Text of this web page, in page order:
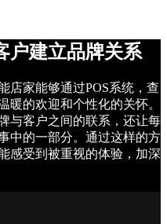
户建立品牌关系
店家能够通过POS系统，查
暖的欢迎和个性化的关怀。
与客户之间的联系，还让每
中的一部分。通过这样的方
感受到被重视的体验，加深